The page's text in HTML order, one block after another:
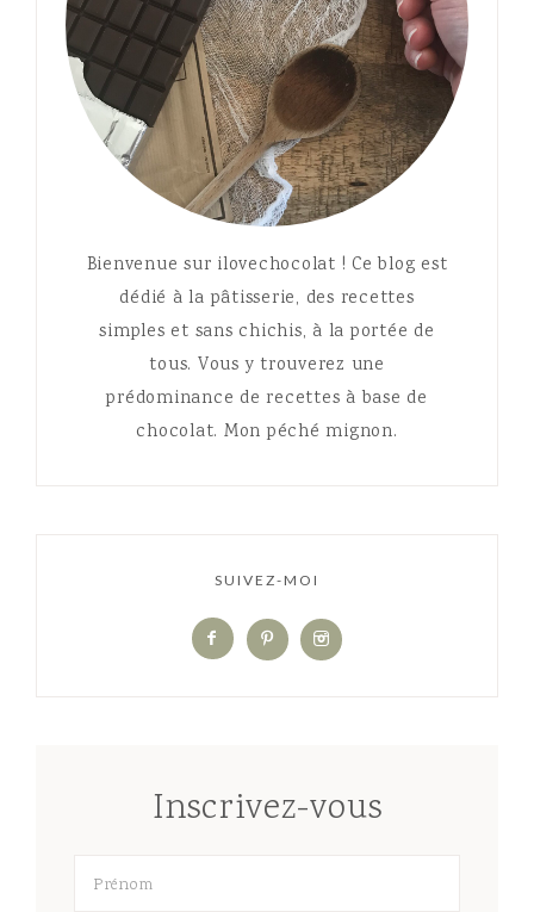
Bienvenue sur ilovechocolat ! Ce blog est
dédié à la pâtisserie, des recettes
simples et sans chichis, à la portée de
tous. Vous y trouverez une
prédominance de recettes à base de
chocolat. Mon péché mignon.
SUIVEZ-MOI
Inscrivez-vous